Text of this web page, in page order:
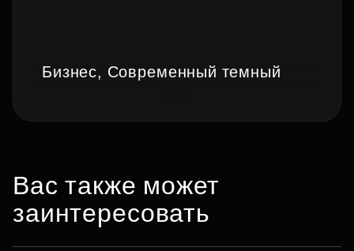
Бизнес, Современный темный
Вас также может
заинтересовать